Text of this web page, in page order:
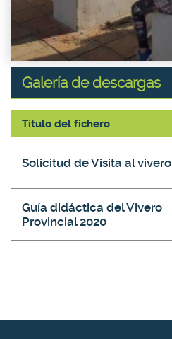
Galería de descargas
Título del fichero
Solicitud de Visita al vivero
Guía didáctica del Vivero
Provincial 2020